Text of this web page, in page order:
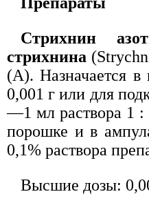
Стрихнин
стрихнина
(А). Назначается
0,001 г или для
—1 мл раствора 1 :
порошке и в
0,1% раствора
Высшие дозы: